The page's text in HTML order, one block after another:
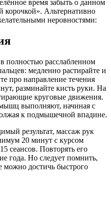
время забыть о данном
корочкой». Альтернативно
неровностями:
полностью расслабленном
медленно растирайте и
про направление течения
разминайте кисть руки. На
круговые движения.
выполняют, начиная с
к подмышечной впадине.
результат, массаж рук
20 минут с курсом
сеансов. Повторять его
года. Но следует помнить,
можно достичь быстрого